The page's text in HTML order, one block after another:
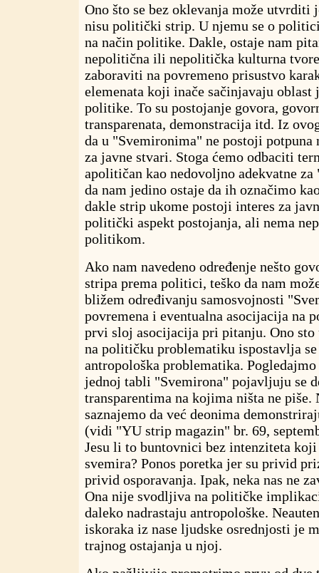
Ono što se bez oklevanja može utvrditi
nisu politički strip. U njemu se o
na način politike. Dakle, ostaje nam
nepolitična ili nepolitička kulturna
zaboraviti na povremeno prisustvo
elemenata koji inače sačinjavaju
politike. To su postojanje govora,
transparenata, demonstracija itd. Iz
da u "Svemironima" ne postoji potpuna
za javne stvari. Stoga ćemo odbaciti
apolitičan kao nedovoljno adekvatne
da nam jedino ostaje da ih označimo
dakle strip ukome postoji interes za
politički aspekt postojanja, ali nema
politikom.
Ako nam navedeno određenje nešto
stripa prema politici, teško da nam
bližem određivanju samosvojnosti
povremena i eventualna asocijacija na
prvi sloj asocijacija pri pitanju. Ono sto
na političku problematiku ispostavlja
antropološka problematika.
jednoj tabli "Svemirona" pojavljuju se
transparentima na kojima ništa ne piše.
saznajemo da već deonima
(vidi "YU strip magazin" br. 69,
Jesu li to buntovnici bez intenziteta koji
svemira? Ponos poretka jer su privid
privid osporavanja. Ipak, neka nas ne
Ona nije svodljiva na političke
daleko nadrastaju antropološke.
iskoraka iz nase ljudske osrednjosti je
trajnog ostajanja u njoj.